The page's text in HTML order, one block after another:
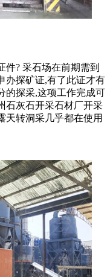
件? 采石场在前期需到
办探矿证,有了此证才有
的探采,这项工作完成可
石灰石开采石材厂开采
天转洞采几乎都在使用